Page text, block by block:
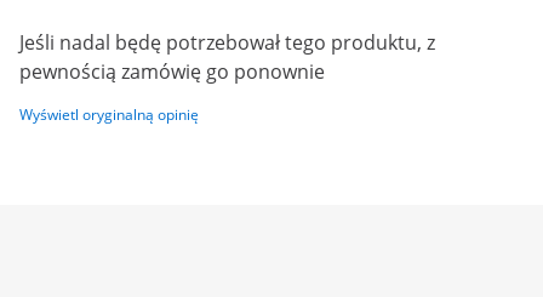
Jeśli nadal będę potrzebował tego produktu, z
pewnością zamówię go ponownie
Wyświetl oryginalną opinię